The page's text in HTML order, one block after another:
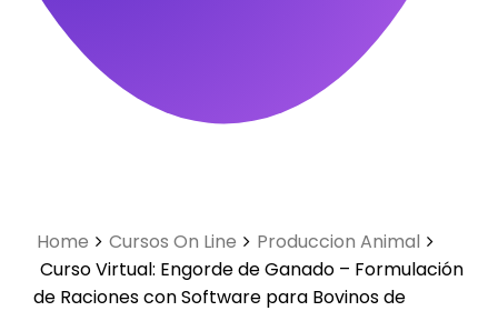
Home Cursos On Line
Produccion Animal
Curso Virtual: Engorde de Ganado – Formulación
de Raciones con Software para Bovinos de